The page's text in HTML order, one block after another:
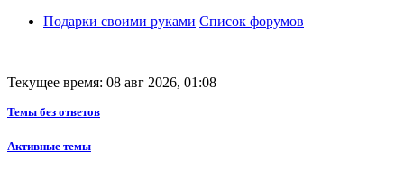
Подарки своими руками Список форумов
Текущее время: 08 авг 2026, 01:08
Темы без ответов
Активные темы